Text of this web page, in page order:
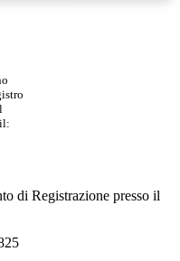
di Registrazione presso il